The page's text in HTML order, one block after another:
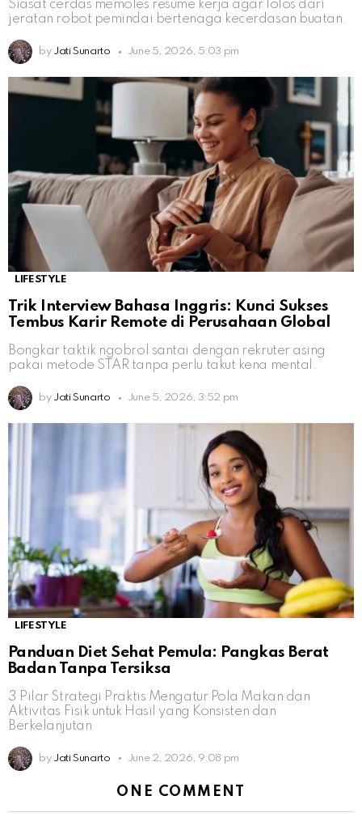
Siasat cerdas memoles resume kerja agar lolos dari
jeratan robot pemindai bertenaga kecerdasan buatan.
by Jati Sunarto June 5, 2026, 5:03 pm
LIFESTYLE
Trik Interview Bahasa Inggris: Kunci Sukses
Tembus Karir Remote di Perusahaan Global
Bongkar taktik ngobrol santai dengan rekruter asing
pakai metode STAR tanpa perlu takut kena mental.
by Jati Sunarto June 5, 2026, 3:52 pm
LIFESTYLE
Panduan Diet Sehat Pemula: Pangkas Berat
Badan Tanpa Tersiksa
3 Pilar Strategi Praktis Mengatur Pola Makan dan
Aktivitas Fisik untuk Hasil yang Konsisten dan
Berkelanjutan
by Jati Sunarto June 2, 2026, 9:08 pm
ONE COMMENT